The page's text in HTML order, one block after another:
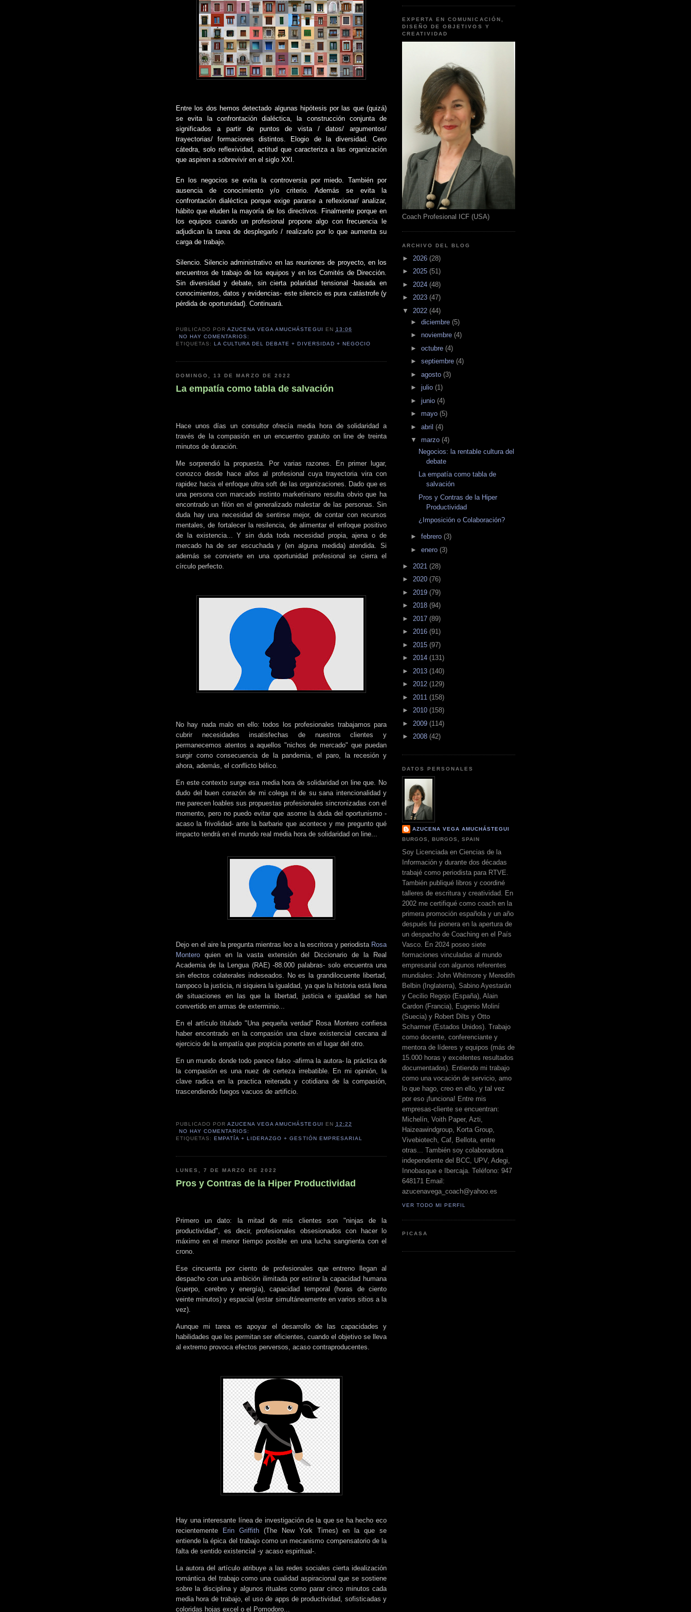
Entre los dos hemos detectado algunas hipótesis por las que (quizá)
se evita la confrontación dialéctica, la construcción conjunta de
significados a partir de puntos de vista / datos/ argumentos/
trayectorias/ formaciones distintos. Elogio de la diversidad. Cero
cátedra, solo reflexividad, actitud que caracteriza a las organización
que aspiren a sobrevivir en el siglo XXI.
En los negocios se evita la controversia por miedo. También por
ausencia de conocimiento y/o criterio. Además se evita la
confrontación dialéctica porque exige pararse a reflexionar/ analizar,
hábito que eluden la mayoría de los directivos. Finalmente porque en
los equipos cuando un profesional propone algo con frecuencia le
adjudican la tarea de desplegarlo / realizarlo por lo que aumenta su
carga de trabajo.
Silencio. Silencio administrativo en las reuniones de proyecto, en los
encuentros de trabajo de los equipos y en los Comités de Dirección.
Sin diversidad y debate, sin cierta polaridad tensional -basada en
conocimientos, datos y evidencias- este silencio es pura catástrofe (y
pérdida de oportunidad). Continuará.
PUBLICADO PORAZUCENA VEGA AMUCHÁSTEGUI EN 13:06
NO HAY COMENTARIOS:
ETIQUETAS:LA CULTURA DEL DEBATE + DIVERSIDAD + NEGOCIO
DOMINGO, 13 DE MARZO DE 2022
La empatía como tabla de salvación
Hace unos días un consultor ofrecía media hora de solidaridad a
través de la compasión en un encuentro gratuito on line de treinta
minutos de duración.
Me sorprendió la propuesta. Por varias razones. En primer lugar,
conozco desde hace años al profesional cuya trayectoria vira con
rapidez hacia el enfoque ultra soft de las organizaciones. Dado que es
una persona con marcado instinto marketiniano resulta obvio que ha
encontrado un filón en el generalizado malestar de las personas. Sin
duda hay una necesidad de sentirse mejor, de contar con recursos
mentales, de fortalecer la resilencia, de alimentar el enfoque positivo
de la existencia... Y sin duda toda necesidad propia, ajena o de
mercado ha de ser escuchada y (en alguna medida) atendida. Si
además se convierte en una oportunidad profesional se cierra el
círculo perfecto.
No hay nada malo en ello: todos los profesionales trabajamos para
cubrir necesidades insatisfechas de nuestros clientes y
permanecemos atentos a aquellos "nichos de mercado" que puedan
surgir como consecuencia de la pandemia, el paro, la recesión y
ahora, además, el conflicto bélico.
En este contexto surge esa media hora de solidaridad on line que. No
dudo del buen corazón de mi colega ni de su sana intencionalidad y
me parecen loables sus propuestas profesionales sincronizadas con el
momento, pero no puedo evitar que asome la duda del oportunismo -
acaso la frivolidad- ante la barbarie que acontece y me pregunto qué
impacto tendrá en el mundo real media hora de solidaridad on line...
Dejo en el aire la pregunta mientras leo a la escritora y periodista Rosa
Montero quien en la vasta extensión del Diccionario de la Real
Academia de la Lengua (RAE) -88.000 palabras- solo encuentra una
sin efectos colaterales indeseados. No es la grandilocuente libertad,
tampoco la justicia, ni siquiera la igualdad, ya que la historia está llena
de situaciones en las que la libertad, justicia e igualdad se han
convertido en armas de exterminio...
En el artículo titulado "Una pequeña verdad" Rosa Montero confiesa
haber encontrado en la compasión una clave existencial cercana al
ejercicio de la empatía que propicia ponerte en el lugar del otro.
En un mundo donde todo parece falso -afirma la autora- la práctica de
la compasión es una nuez de certeza irrebatible. En mi opinión, la
clave radica en la practica reiterada y cotidiana de la compasión,
trascendiendo fuegos vacuos de artificio.
PUBLICADO PORAZUCENA VEGA AMUCHÁSTEGUI EN 12:22
NO HAY COMENTARIOS:
ETIQUETAS:EMPATÍA + LIDERAZGO + GESTIÓN EMPRESARIAL
LUNES, 7 DE MARZO DE 2022
Pros y Contras de la Hiper Productividad
Primero un dato: la mitad de mis clientes son "ninjas de la
productividad", es decir, profesionales obsesionados con hacer lo
máximo en el menor tiempo posible en una lucha sangrienta con el
crono.
Ese cincuenta por ciento de profesionales que entreno llegan al
despacho con una ambición ilimitada por estirar la capacidad humana
(cuerpo, cerebro y energía), capacidad temporal (horas de ciento
veinte minutos) y espacial (estar simultáneamente en varios sitios a la
vez).
Aunque mi tarea es apoyar el desarrollo de las capacidades y
habilidades que les permitan ser eficientes, cuando el objetivo se lleva
al extremo provoca efectos perversos, acaso contraproducentes.
Hay una interesante línea de investigación de la que se ha hecho eco
recientemente
Erin Griffith (The New York Times) en la que se
entiende la épica del trabajo como un mecanismo compensatorio de la
falta de sentido existencial -y acaso espiritual-.
La autora del artículo atribuye a las redes sociales cierta idealización
romántica del trabajo como una cualidad aspiracional que se sostiene
sobre la disciplina y algunos rituales como parar cinco minutos cada
media hora de trabajo, el uso de apps de productividad, sofisticadas y
coloridas hojas excel o el Pomodoro...
EXPERTA EN COMUNICACIÓN,
DISEÑO DE OBJETIVOS Y
CREATIVIDAD
Coach Profesional ICF (USA)
ARCHIVO DEL BLOG
► 2026 (28)
► 2025 (51)
► 2024 (48)
► 2023 (47)
▼ 2022 (44)
► diciembre (5)
► noviembre (4)
► octubre (4)
► septiembre (4)
► agosto (3)
► julio (1)
► junio (4)
► mayo (5)
► abril (4)
▼ marzo (4)
Negocios: la rentable cultura del
debate
La empatía como tabla de
salvación
Pros y Contras de la Hiper
Productividad
¿Imposición o Colaboración?
► febrero (3)
► enero (3)
► 2021 (28)
► 2020 (76)
► 2019 (79)
► 2018 (94)
► 2017 (89)
► 2016 (91)
► 2015 (97)
► 2014 (131)
► 2013 (140)
► 2012 (129)
► 2011 (158)
► 2010 (158)
► 2009 (114)
► 2008 (42)
DATOS PERSONALES
AZUCENA VEGA AMUCHÁSTEGUI
BURGOS, BURGOS, SPAIN
Soy Licenciada en Ciencias de la
Información y durante dos décadas
trabajé como periodista para RTVE.
También publiqué libros y coordiné
talleres de escritura y creatividad. En
2002 me certifiqué como coach en la
primera promoción española y un año
después fui pionera en la apertura de
un despacho de Coaching en el País
Vasco. En 2024 poseo siete
formaciones vinculadas al mundo
empresarial con algunos referentes
mundiales: John Whitmore y Meredith
Belbin (Inglaterra), Sabino Ayestarán
y Cecilio Regojo (España), Alain
Cardon (Francia), Eugenio Moliní
(Suecia) y Robert Dilts y Otto
Scharmer (Estados Unidos). Trabajo
como docente, conferenciante y
mentora de líderes y equipos (más de
15.000 horas y excelentes resultados
documentados). Entiendo mi trabajo
como una vocación de servicio, amo
lo que hago, creo en ello, y tal vez
por eso ¡funciona! Entre mis
empresas-cliente se encuentran:
Michelín, Voith Paper, Azti,
Haizeawindgroup, Korta Group,
Vivebiotech, Caf, Bellota, entre
otras... También soy colaboradora
independiente del BCC, UPV, Adegi,
Innobasque e Ibercaja. Teléfono: 947
648171 Email:
azucenavega_coach@yahoo.es
VER TODO MI PERFIL
PICASA